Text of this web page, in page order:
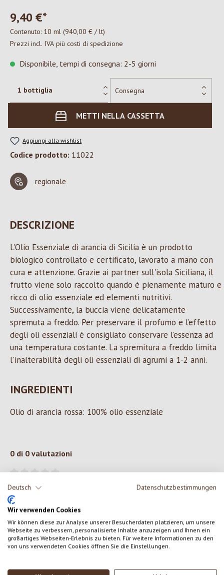
Deutsch Datenschutzbestimmungen
Wir verwenden Cookies
Wir können diese zur Analyse unserer Besucherdaten platzieren, um unsere
Webseite zu verbessern, personalisierte Inhalte anzuzeigen und Ihnen ein
großartiges Webseiten-Erlebnis zu bieten. Für weitere Informationen zu den
von uns verwendeten Cookies öffnen Sie die Einstellungen.
9,40 €*
Contenuto: 10 ml (940,00 € / lt)
Prezzi incl. IVA più costi di spedizione
Disponibile, tempi di consegna: 2-5 giorni
METTI NELLA CASSETTA
Aggiungi alla wishlist
Codice prodotto: 11022
regionale
DESCRIZIONE
L'Olio Essenziale di arancia di Sicilia è un prodotto
biologico controllato e certificato, lavorato a mano con
cura e attenzione. Grazie ai partner sull'isola Siciliana, il
frutto viene solo raccolto quando è pienamente maturo e
ricco di olio essenziale ed elementi nutritivi.
Successivamente, la buccia viene delicatamente
spremuta a freddo. Per preservare il profumo e l’effetto
degli oli essenziali è consigliato conservare l’essenza ad
una temperatura costante. La spremitura a freddo limita
l'inalterabilità degli oli essenziali di agrumi a 1-2 anni.
INGREDIENTI
Olio di arancia rossa: 100% olio essenziale
0 di 0 valutazioni
Valutazione media di 0 su 5 stelle
Formula una valutazione!
Condividi le tue esperienze con il prodotto con altri clienti.
SCRIVERE UNA RECENSIONE